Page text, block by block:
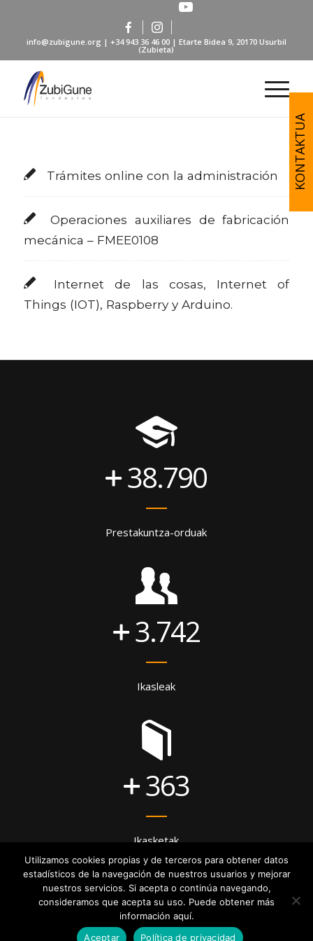
info@zubigune.org | +34 943 36 46 00 | Etarte Bidea 9, 20170 Usurbil
(Zubieta)
Trámites online con la administración
Operaciones auxiliares de fabricación
mecánica – FMEE0108
Internet de las cosas, Internet of
Things (IOT), Raspberry y Arduino.
38.790
Prestakuntza-orduak
3.742
Ikasleak
363
Ikasketak
KONTAKTUA
Utilizamos cookies propias y de terceros para obtener datos
estadísticos de la navegación de nuestros usuarios y mejorar
nuestros servicios. Si acepta o continúa navegando,
consideramos que acepta su uso. Puede obtener más
información aquí.
Aceptar
Política de privacidad